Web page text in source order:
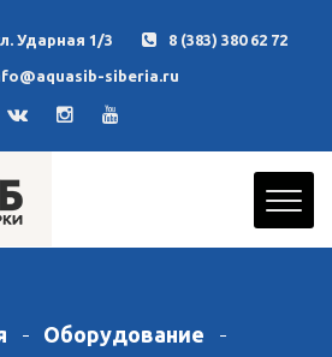
Ударная 1/3 8 (383) 380 62 72
siberia.ru
Оборудование